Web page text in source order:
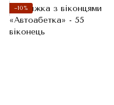
−10%